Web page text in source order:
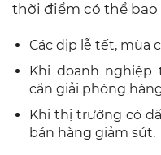
thời điểm có thể bao
Các dịp lễ tết, mùa
Khi doanh nghiệp
cần giải phóng
Khi thị trường có
bán hàng giảm sút.